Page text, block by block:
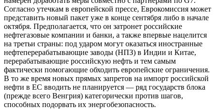
Согласно утечкам в европейской прессе, Еврокомиссия может
представить новый пакет уже в конце сентября либо в начале
октября. Предполагается, что он затронет российские
нефтегазовые компании и банки, а также впервые нацелится
на третьи страны: под ударом могут оказаться иностранные
нефтеперерабатывающие заводы (НПЗ) в Индии и Китае,
перерабатывающие российскую нефть и тем самым
фактически помогающие обходить европейские ограничения.
В то же время новых прямых запретов на импорт российской
нефти в ЕС вводить не планируется — ряд государств блока
(прежде всего Венгрия) категорически против шагов,
способных подорвать их энергобезопасность.